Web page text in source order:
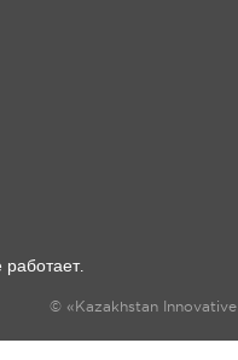
© «Kazakhstan